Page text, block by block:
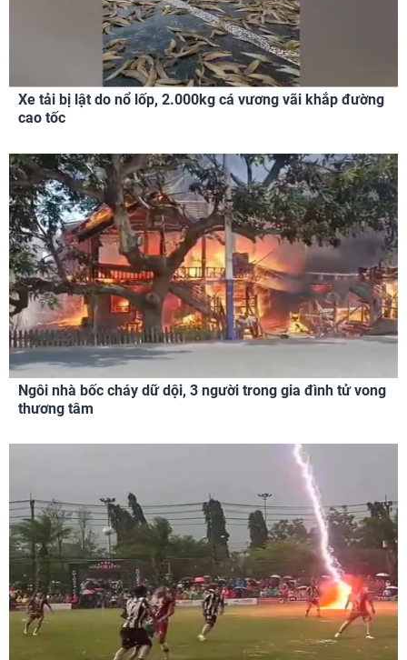
Xe tải bị lật do nổ lốp, 2.000kg cá vương vãi khắp đường
cao tốc
Ngôi nhà bốc cháy dữ dội, 3 người trong gia đình tử vong
thương tâm